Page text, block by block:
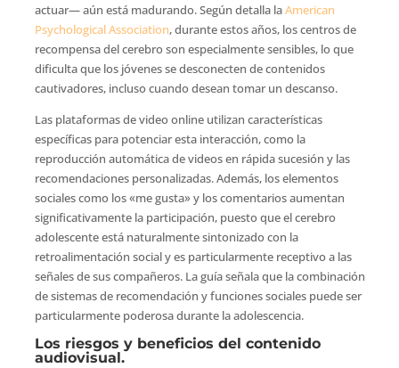
actuar— aún está madurando. Según detalla laAmerican
Psychological Association, durante estos años, los centros de
recompensa del cerebro son especialmente sensibles, lo que
dificulta que los jóvenes se desconecten de contenidos
cautivadores, incluso cuando desean tomar un descanso.
Las plataformas de video online utilizan características
específicas para potenciar esta interacción, como la
reproducción automática de videos en rápida sucesión y las
recomendaciones personalizadas. Además, los elementos
sociales como los «me gusta» y los comentarios aumentan
significativamente la participación, puesto que el cerebro
adolescente está naturalmente sintonizado con la
retroalimentación social y es particularmente receptivo a las
señales de sus compañeros. La guía señala que la combinación
de sistemas de recomendación y funciones sociales puede ser
particularmente poderosa durante la adolescencia.
Los riesgos y beneficios del contenido
audiovisual.